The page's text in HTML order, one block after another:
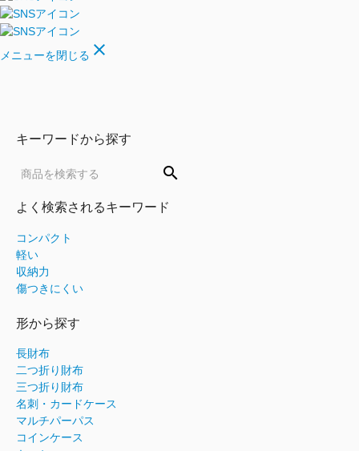
メニューを閉じる close
キーワードから探す
search
よく検索されるキーワード
コンパクト
軽い
収納力
傷つきにくい
形から探す
長財布
二つ折り財布
三つ折り財布
名刺・カードケース
マルチパーパス
コインケース